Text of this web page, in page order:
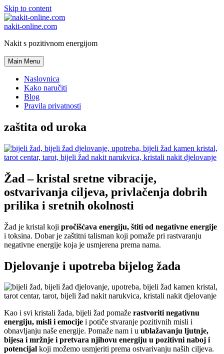
Skip to content
nakit-online.com
Nakit s pozitivnom energijom
Main Menu
Naslovnica
Kako naručiti
Blog
Pravila privatnosti
zaštita od uroka
Žad – kristal sretne vibracije,
ostvarivanja ciljeva, privlačenja dobrih
prilika i sretnih okolnosti
Žad je kristal koji pročišćava energiju, štiti od negativne energije
i toksina. Dobar je zaštitni talisman koji pomaže pri rastvaranju
negativne energije koja je usmjerena prema nama.
Djelovanje i upotreba bijelog žada
Kao i svi kristali žada, bijeli žad pomaže rastvoriti negativnu
energiju, misli i emocije i potiče stvaranje pozitivnih misli i
obnavljanju naše energije. Pomaže nam i u ublažavanju ljutnje,
bijesa i mržnje i pretvara njihovu energiju u pozitivni naboj i
potencijal koji možemo usmjeriti prema ostvarivanju naših ciljeva.